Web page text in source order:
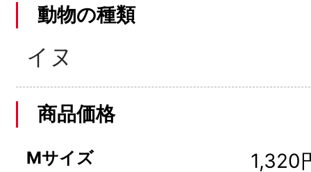
動物の種類
イヌ
商品価格
Mサイズ 1,320